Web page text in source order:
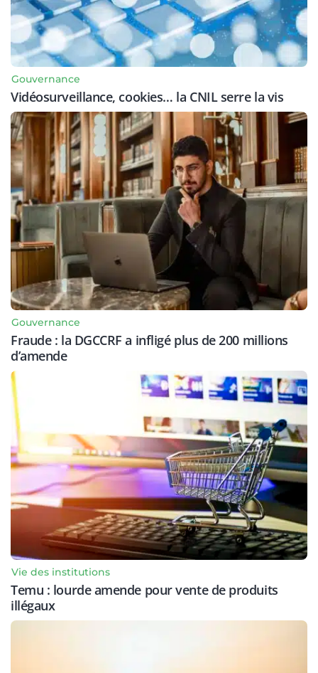
Gouvernance
Vidéosurveillance, cookies… la CNIL serre la vis
Gouvernance
Fraude : la DGCCRF a infligé plus de 200 millions
d’amende
Vie des institutions
Temu : lourde amende pour vente de produits
illégaux